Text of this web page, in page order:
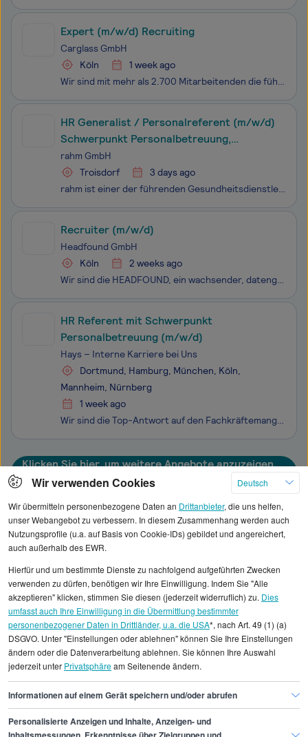
Expert (m/w/d) Recruiting
Carglass GmbH
Köln
1 week ago
Wir sind mit mehr als 2.700 Mitarbeitenden die führenden Expert*innen für die Reparatur und den Austausch von Fahrzeugscheiben in Deutschland. Mit über 420 Service-Centern und 170 Mobilen Einheiten stehen wir für Sicherheit, Verlässlichkeit und höchste Qualitätsansprüche. Unser Carglass® Campus im S
HR Generalist / Personalreferent (m/w/d)
Schwerpunkt Personalbetreuung,
Führungskräfteberatung &
Organisationsentwicklung
rahm GmbH
Troisdorf
3 days ago
rahm ist einer der führenden Gesundheitsdienstleister im Rheinland. Wir verbinden traditionelle Handwerkskunst mit Innovationen und neuen Ansätzen und gestalten gemeinsam die Gesundheitsbranche Wir bieten unseren Mitarbeitenden in allen Bereichen eine zukunftssichere und sinnstiftende Tätigkeit. P
Recruiter (m/w/d)
Headfound GmbH
Köln
2 weeks ago
Wir sind die HEADFOUND, ein wachsender, datengetriebener Personaldienstleister mit über 140 Mitarbeitenden und einem klar strukturierten, performanceorientierten Ansatz im Recruiting. In den letzten Jahren haben wir uns vom Start-up zum Scale-up entwickelt und wachsen weiterhin dynamisch.Mit diesem
HR Referent mit Schwerpunkt
Personalbetreuung (m/w/d)
Hays – Interne Karriere bei Uns
Dortmund, Hamburg, München, Köln,
Mannheim, Nürnberg
1 week ago
Wir sind die Top-Antwort auf den Fachkräftemangel. Gemeinsam mit mehr als 13.000 Mitarbeitenden in 32 Ländern bringen wir qualifizierte Talente mit Unternehmen zusammen und stärken so den Arbeitsmarkt. Das ist unsere Deutschlandaufgabe - mit der wir Menschen, Unternehmen und die Gesellschaft nachhal
Klicken Sie hier, um weitere Angebote anzuzeigen
Alle angezeigten Gehaltsdaten beruhen auf
Durchschnittswerte und die Angaben können nicht
einzelnen Stellenangeboten zugeordnet werden.
Gehaltsinformationen
Personal
Mitarbeiter/in Recruiting
Mitarbeiter/in Recruiting Bonn
Wir verwenden Cookies
Deutsch
Wir übermitteln personenbezogene Daten an Drittanbieter, die uns helfen,
unser Webangebot zu verbessern. In diesem Zusammenhang werden auch
Nutzungsprofile (u.a. auf Basis von Cookie-IDs) gebildet und angereichert,
auch außerhalb des EWR.
Hierfür und um bestimmte Dienste zu nachfolgend aufgeführten Zwecken
verwenden zu dürfen, benötigen wir Ihre Einwilligung. Indem Sie "Alle
akzeptieren" klicken, stimmen Sie diesen (jederzeit widerruflich) zu. Dies
umfasst auch Ihre Einwilligung in die Übermittlung bestimmter
personenbezogener Daten in Drittländer, u.a. die USA*, nach Art. 49 (1) (a)
DSGVO. Unter "Einstellungen oder ablehnen" können Sie Ihre Einstellungen
ändern oder die Datenverarbeitung ablehnen. Sie können Ihre Auswahl
jederzeit unter Privatsphäream Seitenende ändern.
Informationen auf einem Gerät speichern und/oder abrufen
Personalisierte Anzeigen und Inhalte, Anzeigen- und